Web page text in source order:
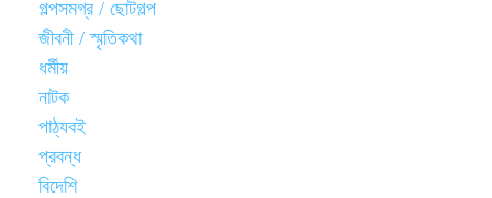
গল্পসমগ্র / ছোটগল্প
জীবনী / স্মৃতিকথা
ধর্মীয়
নাটক
পাঠ্যবই
প্রবন্ধ
বিদেশি